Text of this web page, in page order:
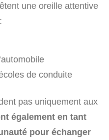
une oreille attentive
de conduite
pas uniquement aux
également en tant
pour échanger